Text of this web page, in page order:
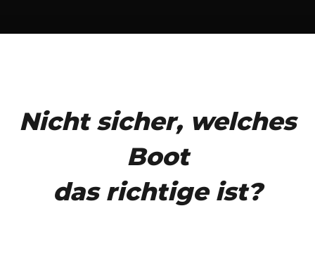
Nicht sicher, welches
Boot
das richtige ist?